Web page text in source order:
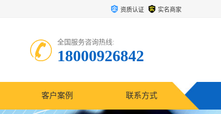
资质认证 实名商家
全国服务咨询热线:
18000926842
客户案例 联系方式